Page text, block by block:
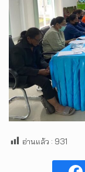
อ่านแล้ว : 931